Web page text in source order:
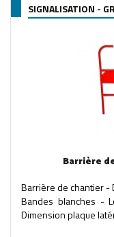
SIGNALISATION -
Barrière
Barrière de chantier -
Bandes blanches -
Dimension plaque